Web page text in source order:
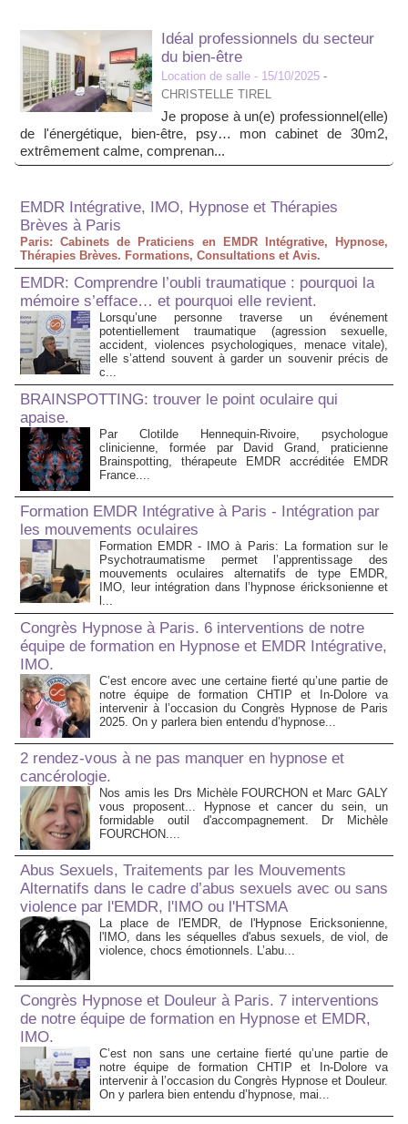
Idéal professionnels du secteur
du bien-être
Location de salle - 15/10/2025 -
CHRISTELLE TIREL
Je propose à un(e) professionnel(elle)
de l'énergétique, bien-être, psy… mon cabinet de 30m2,
extrêmement calme, comprenan...
EMDR Intégrative, IMO, Hypnose et Thérapies
Brèves à Paris
Paris: Cabinets de Praticiens en EMDR Intégrative, Hypnose,
Thérapies Brèves. Formations, Consultations et Avis.
EMDR: Comprendre l’oubli traumatique : pourquoi la
mémoire s’efface… et pourquoi elle revient.
Lorsqu’une personne traverse un événement
potentiellement traumatique (agression sexuelle,
accident, violences psychologiques, menace vitale),
elle s’attend souvent à garder un souvenir précis de
c...
BRAINSPOTTING: trouver le point oculaire qui
apaise.
Par Clotilde Hennequin-Rivoire, psychologue
clinicienne, formée par David Grand, praticienne
Brainspotting, thérapeute EMDR accréditée EMDR
France....
Formation EMDR Intégrative à Paris - Intégration par
les mouvements oculaires
Formation EMDR - IMO à Paris: La formation sur le
Psychotraumatisme permet l’apprentissage des
mouvements oculaires alternatifs de type EMDR,
IMO, leur intégration dans l’hypnose éricksonienne et
l...
Congrès Hypnose à Paris. 6 interventions de notre
équipe de formation en Hypnose et EMDR Intégrative,
IMO.
C’est encore avec une certaine fierté qu’une partie de
notre équipe de formation CHTIP et In-Dolore va
intervenir à l’occasion du Congrès Hypnose de Paris
2025. On y parlera bien entendu d’hypnose...
2 rendez-vous à ne pas manquer en hypnose et
cancérologie.
Nos amis les Drs Michèle FOURCHON et Marc GALY
vous proposent... Hypnose et cancer du sein, un
formidable outil d'accompagnement. Dr Michèle
FOURCHON....
Abus Sexuels, Traitements par les Mouvements
Alternatifs dans le cadre d’abus sexuels avec ou sans
violence par l'EMDR, l'IMO ou l'HTSMA
La place de l'EMDR, de l'Hypnose Ericksonienne,
l'IMO, dans les séquelles d'abus sexuels, de viol, de
violence, chocs émotionnels. L’abu...
Congrès Hypnose et Douleur à Paris. 7 interventions
de notre équipe de formation en Hypnose et EMDR,
IMO.
C’est non sans une certaine fierté qu’une partie de
notre équipe de formation CHTIP et In-Dolore va
intervenir à l’occasion du Congrès Hypnose et Douleur.
On y parlera bien entendu d’hypnose, mai...